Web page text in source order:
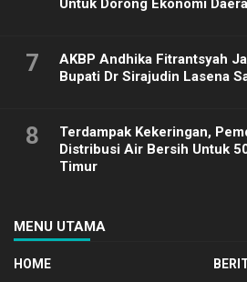
Untuk Dorong Ekonomi
7
AKBP Andhika Fitrantsyah
Bupati Dr Sirajudin Lasena
8
Terdampak Kekeringan,
Distribusi Air Bersih Untuk
Timur
MENU UTAMA
HOME